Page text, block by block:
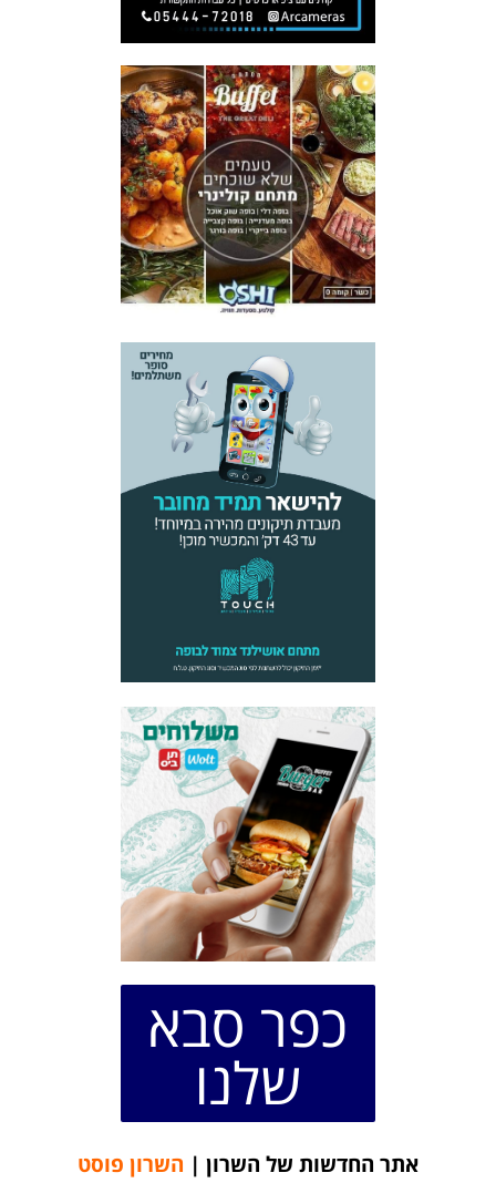
כפר סבא
שלנו
אתר החדשות של השרון | השרון פוסט